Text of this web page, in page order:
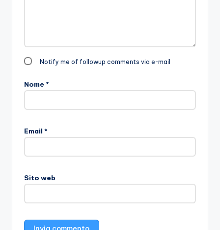
Notify me of followup comments via e-mail
Nome *
Email *
Sito web